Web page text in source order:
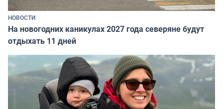
НОВОСТИ
На новогодних каникулах 2027 года северяне будут
отдыхать 11 дней